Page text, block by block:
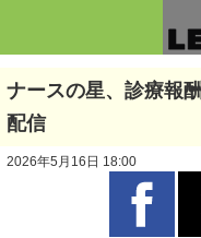
ナースの星、診療報
配信
2026年5月16日 18:00